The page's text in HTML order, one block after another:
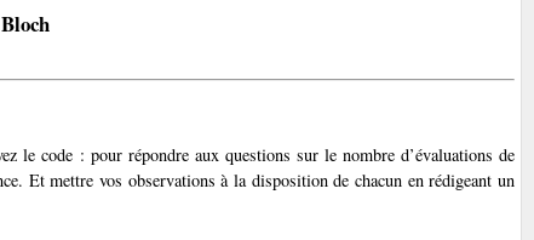
le code : pour répondre aux questions sur le nombre d’évaluations de
Et mettre vos observations à la disposition de chacun en rédigeant un